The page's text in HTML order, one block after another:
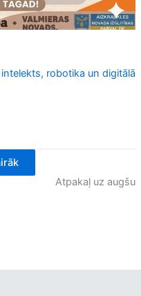
robotika un digitālā
Atpakaļ uz augšu